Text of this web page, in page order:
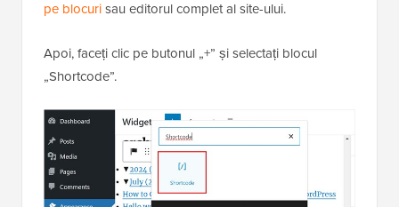
Odată terminat, accesațieditorul de widgeturi bazat
pe blocuri
sau editorul complet al site-ului.
Apoi, faceți clic pe butonul „+” și selectați blocul